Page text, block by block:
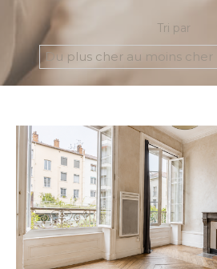
Tri par
Du plus cher au moins cher
Budget
Surface
Surface
Pièces
Référence
AFFINER LES